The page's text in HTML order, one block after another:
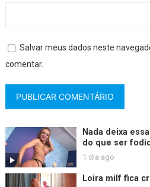
Salvar meus dados neste
comentar.
Nada deixa
do que ser
1 dia ago
Loira milf fica